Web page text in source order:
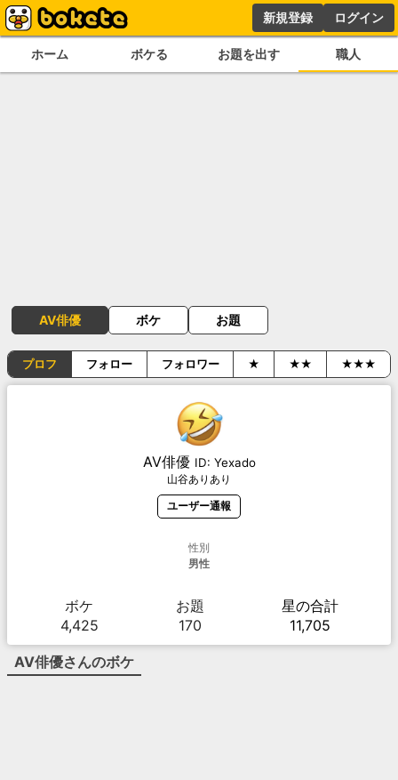
新規登録 ログイン
ホーム ボケる お題を出す 職人
AV俳優 ボケ お題
プロフ フォロー フォロワー ★ ★★ ★★★
AV俳優 ID: Yexado
山谷ありあり
ユーザー通報
性別
男性
ボケ
4,425
お題
170
星の合計
11,705
AV俳優さんのボケ